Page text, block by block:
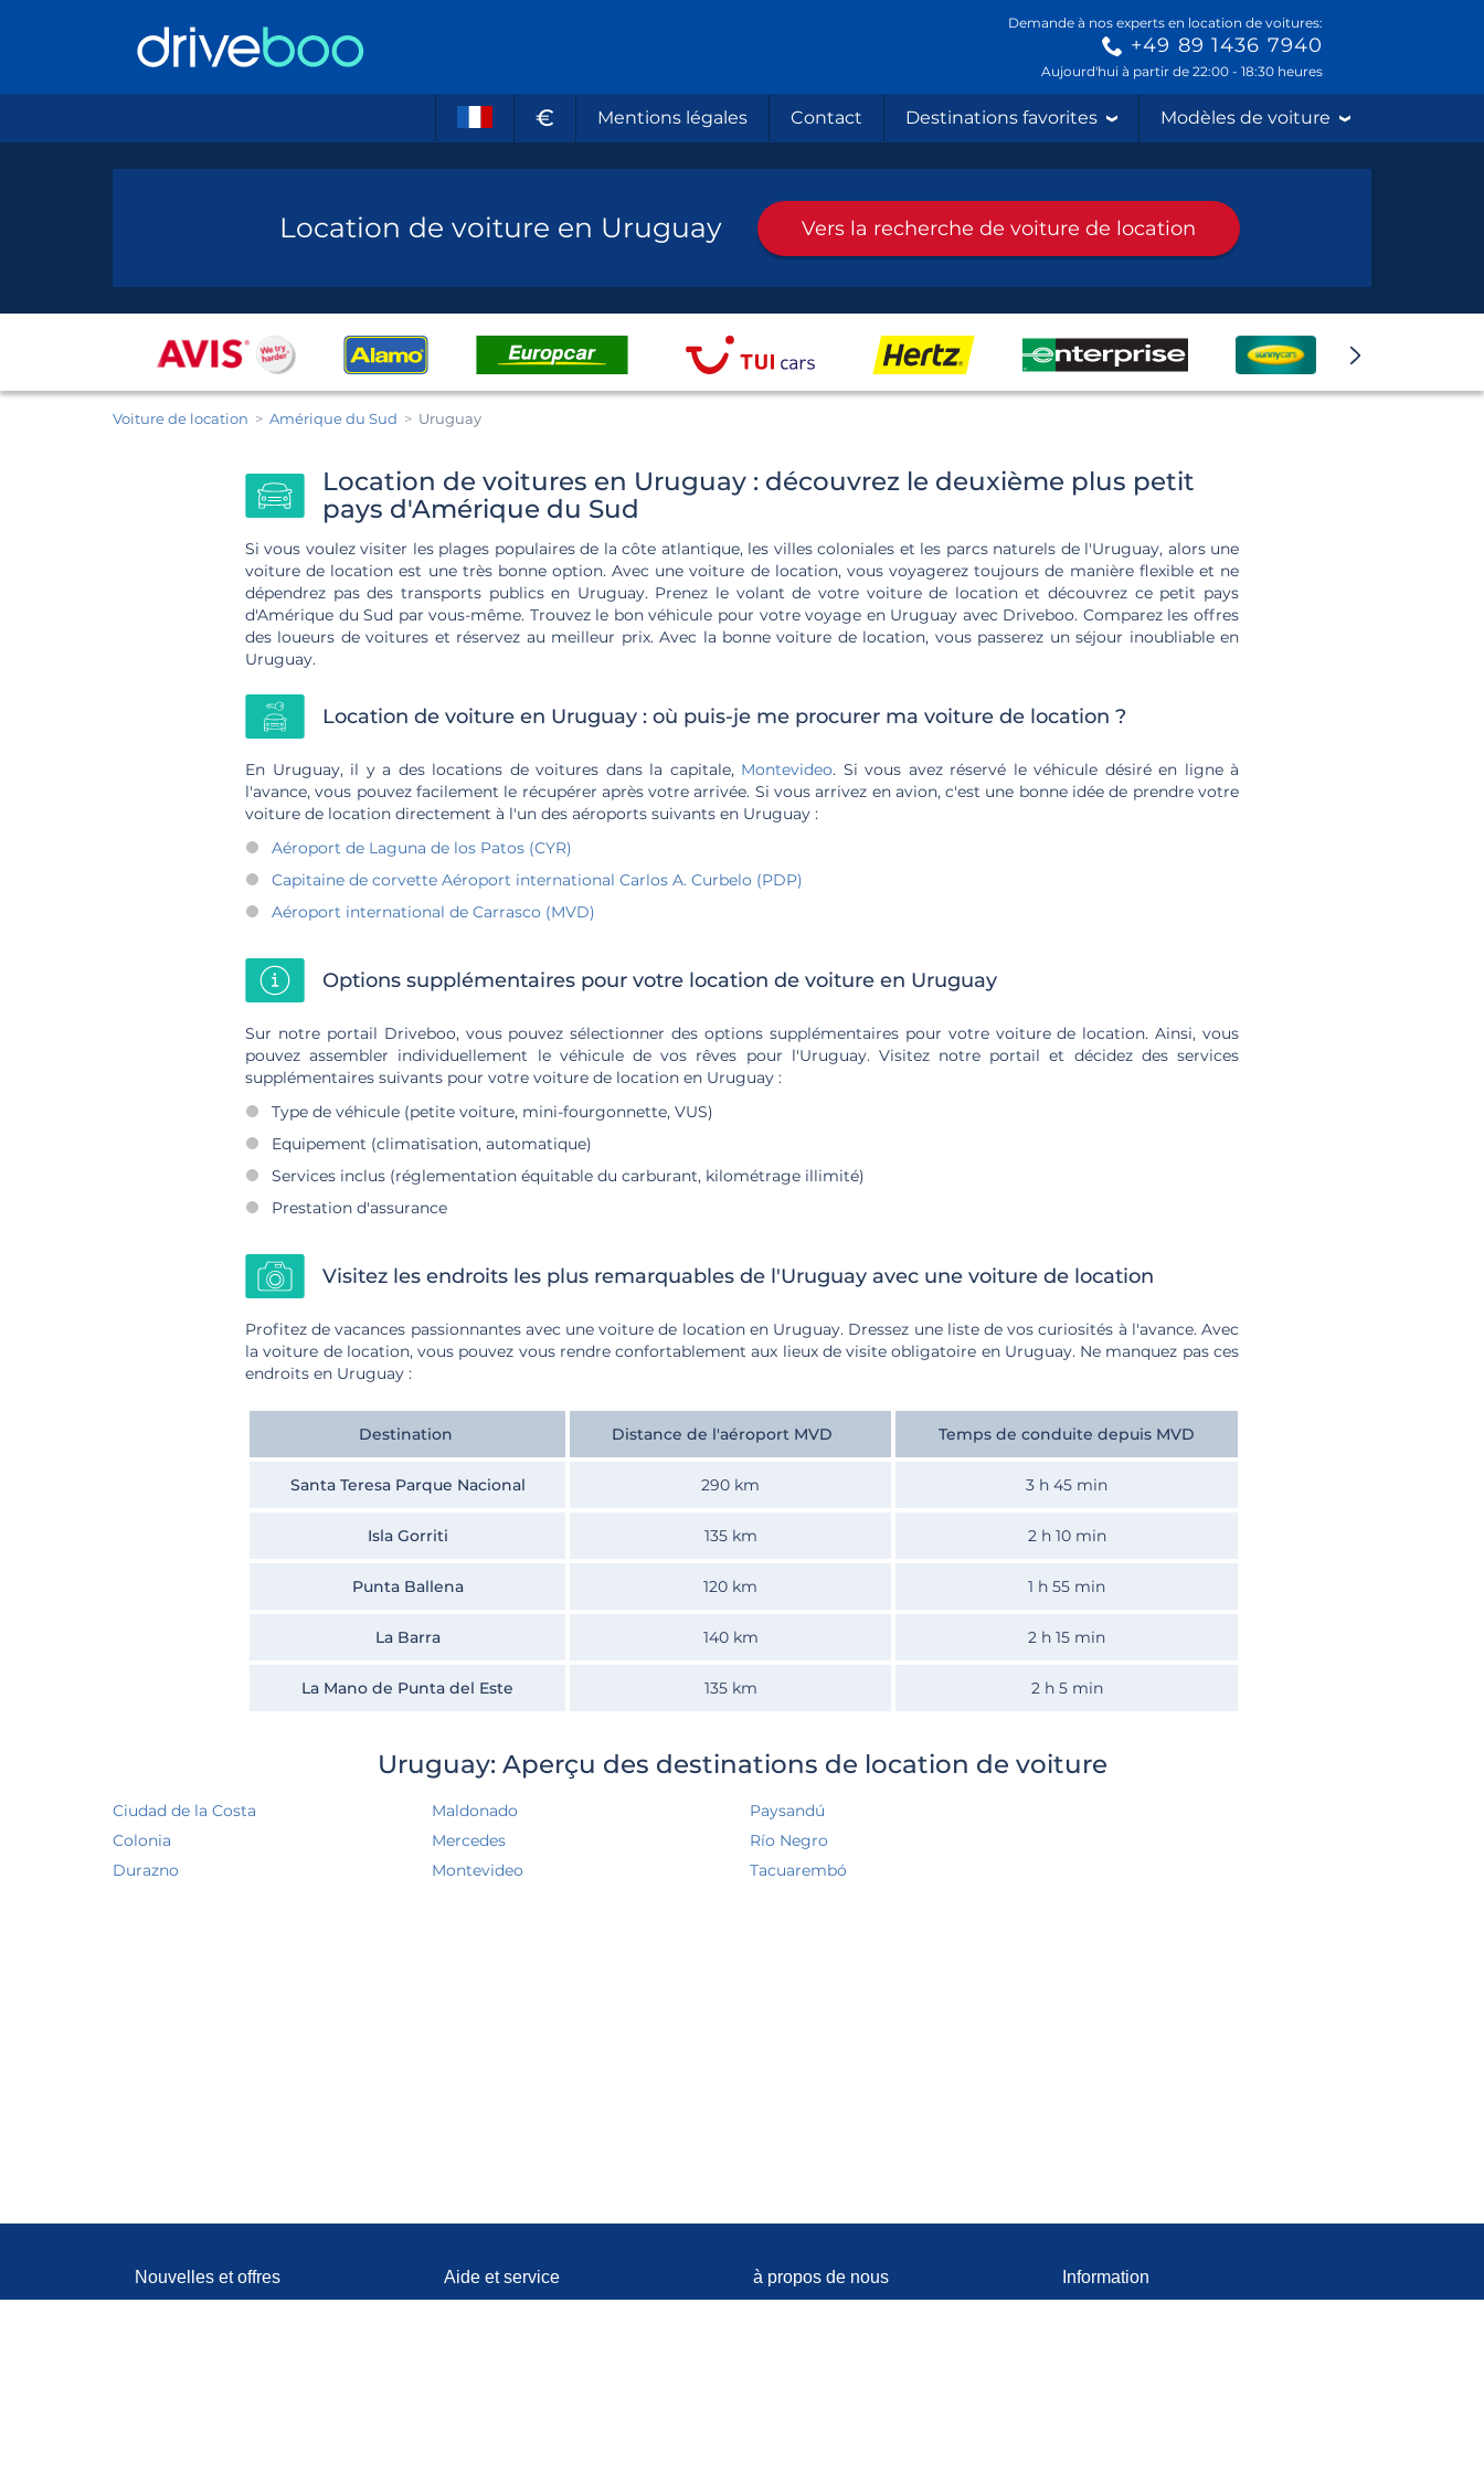
Demande à nos experts en location de voitures:
+49 89 1436 7940
Aujourd'hui à partir de 22:00 - 18:30 heures
€ Mentions légales Contact Destinations favorites Modèles de voiture
Location de voiture en Uruguay Vers la recherche de voiture de location
Voiture de location Amérique du Sud Uruguay
Location de voitures en Uruguay : découvrez le deuxième plus petit
pays d'Amérique du Sud
Si vous voulez visiter les plages populaires de la côte atlantique, les villes coloniales et les parcs naturels de l'Uruguay, alors une
voiture de location est une très bonne option. Avec une voiture de location, vous voyagerez toujours de manière flexible et ne
dépendrez pas des transports publics en Uruguay. Prenez le volant de votre voiture de location et découvrez ce petit pays
d'Amérique du Sud par vous-même. Trouvez le bon véhicule pour votre voyage en Uruguay avec Driveboo. Comparez les offres
des loueurs de voitures et réservez au meilleur prix. Avec la bonne voiture de location, vous passerez un séjour inoubliable en
Uruguay.
Location de voiture en Uruguay : où puis-je me procurer ma voiture de location ?
En Uruguay, il y a des locations de voitures dans la capitale, Montevideo. Si vous avez réservé le véhicule désiré en ligne à
l'avance, vous pouvez facilement le récupérer après votre arrivée. Si vous arrivez en avion, c'est une bonne idée de prendre votre
voiture de location directement à l'un des aéroports suivants en Uruguay :
Aéroport de Laguna de los Patos (CYR)
Capitaine de corvette Aéroport international Carlos A. Curbelo (PDP)
Aéroport international de Carrasco (MVD)
Options supplémentaires pour votre location de voiture en Uruguay
Sur notre portail Driveboo, vous pouvez sélectionner des options supplémentaires pour votre voiture de location. Ainsi, vous
pouvez assembler individuellement le véhicule de vos rêves pour l'Uruguay. Visitez notre portail et décidez des services
supplémentaires suivants pour votre voiture de location en Uruguay :
Type de véhicule (petite voiture, mini-fourgonnette, VUS)
Equipement (climatisation, automatique)
Services inclus (réglementation équitable du carburant, kilométrage illimité)
Prestation d'assurance
Visitez les endroits les plus remarquables de l'Uruguay avec une voiture de location
Profitez de vacances passionnantes avec une voiture de location en Uruguay. Dressez une liste de vos curiosités à l'avance. Avec
la voiture de location, vous pouvez vous rendre confortablement aux lieux de visite obligatoire en Uruguay. Ne manquez pas ces
endroits en Uruguay :
Destination Distance de l'aéroport MVD Temps de conduite depuis MVD
Santa Teresa Parque Nacional 290 km 3 h 45 min
Isla Gorriti 135 km 2 h 10 min
Punta Ballena 120 km 1 h 55 min
La Barra 140 km 2 h 15 min
La Mano de Punta del Este 135 km 2 h 5 min
Uruguay: Aperçu des destinations de location de voiture
Ciudad de la Costa
Colonia
Durazno
Maldonado
Mercedes
Montevideo
Paysandú
Río Negro
Tacuarembó
Nouvelles et offres
Aide et service
à propos de nous
Information